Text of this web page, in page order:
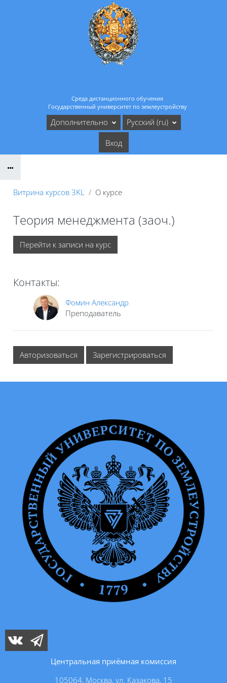
Перейти к основному содержанию
Среда дистанционного обучения
Государственный университет по землеустройству
Дополнительно Русский ‎(ru)‎
Вход
Витрина курсов 3KL О курсе
Теория менеджмента (заоч.)
Перейти к записи на курс
Контакты:
Фомин Александр
Преподаватель
Авторизоваться Зарегистрироваться
Центральная приёмная комиссия
105064, Москва, ул. Казакова, 15